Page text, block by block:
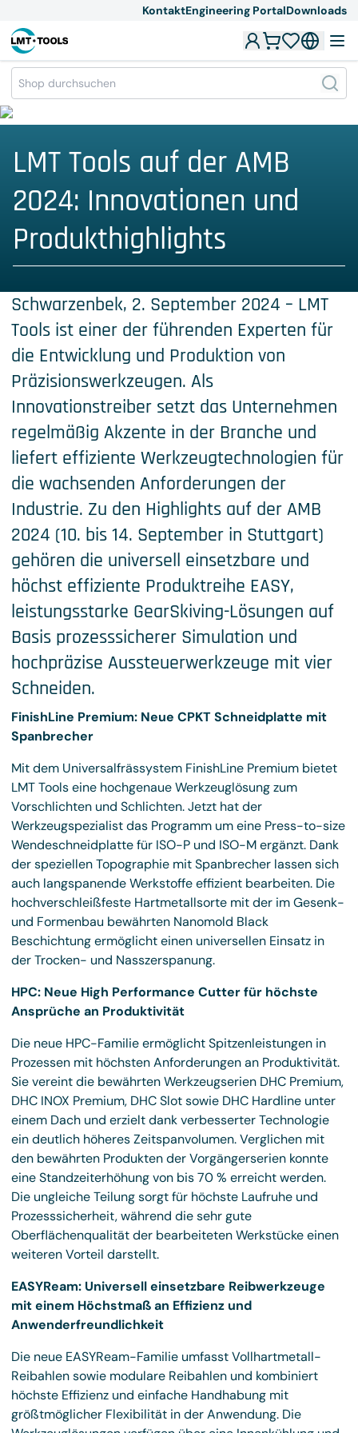
KontaktEngineering PortalDownloads
LMT Tools auf der AMB
2024: Innovationen und
Produkthighlights
Schwarzenbek, 2. September 2024 – LMT
Tools ist einer der führenden Experten für
die Entwicklung und Produktion von
Präzisionswerkzeugen. Als
Innovationstreiber setzt das Unternehmen
regelmäßig Akzente in der Branche und
liefert effiziente Werkzeugtechnologien für
die wachsenden Anforderungen der
Industrie. Zu den Highlights auf der AMB
2024 (10. bis 14. September in Stuttgart)
gehören die universell einsetzbare und
höchst effiziente Produktreihe EASY,
leistungsstarke GearSkiving-Lösungen auf
Basis prozesssicherer Simulation und
hochpräzise Aussteuerwerkzeuge mit vier
Schneiden.
FinishLine Premium: Neue CPKT Schneidplatte mit
Spanbrecher
Mit dem Universalfrässystem FinishLine Premium bietet
LMT Tools eine hochgenaue Werkzeuglösung zum
Vorschlichten und Schlichten. Jetzt hat der
Werkzeugspezialist das Programm um eine Press-to-size
Wendeschneidplatte für ISO-P und ISO-M ergänzt. Dank
der speziellen Topographie mit Spanbrecher lassen sich
auch langspanende Werkstoffe effizient bearbeiten. Die
hochverschleißfeste Hartmetallsorte mit der im Gesenk-
und Formenbau bewährten Nanomold Black
Beschichtung ermöglicht einen universellen Einsatz in
der Trocken- und Nasszerspanung.
HPC: Neue High Performance Cutter für höchste
Ansprüche an Produktivität
Die neue HPC-Familie ermöglicht Spitzenleistungen in
Prozessen mit höchsten Anforderungen an Produktivität.
Sie vereint die bewährten Werkzeugserien DHC Premium,
DHC INOX Premium, DHC Slot sowie DHC Hardline unter
einem Dach und erzielt dank verbesserter Technologie
ein deutlich höheres Zeitspanvolumen. Verglichen mit
den bewährten Produkten der Vorgängerserien konnte
eine Standzeiterhöhung von bis 70 % erreicht werden.
Die ungleiche Teilung sorgt für höchste Laufruhe und
Prozesssicherheit, während die sehr gute
Oberflächenqualität der bearbeiteten Werkstücke einen
weiteren Vorteil darstellt.
EASYReam: Universell einsetzbare Reibwerkzeuge
mit einem Höchstmaß an Effizienz und
Anwenderfreundlichkeit
Die neue EASYReam-Familie umfasst Vollhartmetall-
Reibahlen sowie modulare Reibahlen und kombiniert
höchste Effizienz und einfache Handhabung mit
größtmöglicher Flexibilität in der Anwendung. Die